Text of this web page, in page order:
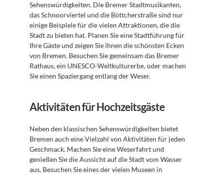
Sehenswürdigkeiten. Die Bremer Stadtmusikanten,
das Schnoorviertel und die Böttcherstraße sind nur
einige Beispiele für die vielen Attraktionen, die die
Stadt zu bieten hat. Planen Sie eine Stadtführung für
Ihre Gäste und zeigen Sie ihnen die schönsten Ecken
von Bremen. Besuchen Sie gemeinsam das Bremer
Rathaus, ein UNESCO-Weltkulturerbe, oder machen
Sie einen Spaziergang entlang der Weser.
Aktivitäten für Hochzeitsgäste
Neben den klassischen Sehenswürdigkeiten bietet
Bremen auch eine Vielzahl von Aktivitäten für jeden
Geschmack. Machen Sie eine Weserfahrt und
genießen Sie die Aussicht auf die Stadt vom Wasser
aus. Besuchen Sie eines der vielen Museen in